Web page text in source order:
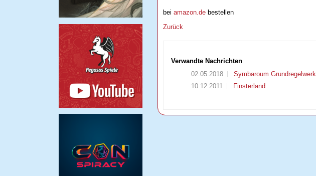
bei amazon.de bestellen
Zurück
Verwandte Nachrichten
02.05.2018
Symbaroum Grundregelwerk
10.12.2011
Finsterland